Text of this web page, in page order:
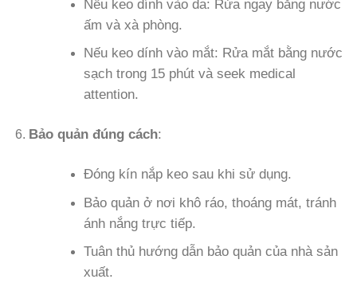
Nếu keo dính vào da: Rửa ngay bằng nước
ấm và xà phòng.
Nếu keo dính vào mắt: Rửa mắt bằng nước
sạch trong 15 phút và seek medical
attention.
Bảo quản đúng cách:
Đóng kín nắp keo sau khi sử dụng.
Bảo quản ở nơi khô ráo, thoáng mát, tránh
ánh nắng trực tiếp.
Tuân thủ hướng dẫn bảo quản của nhà sản
xuất.